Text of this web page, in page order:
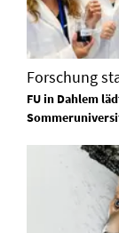
Forschung
FU in Dahlem